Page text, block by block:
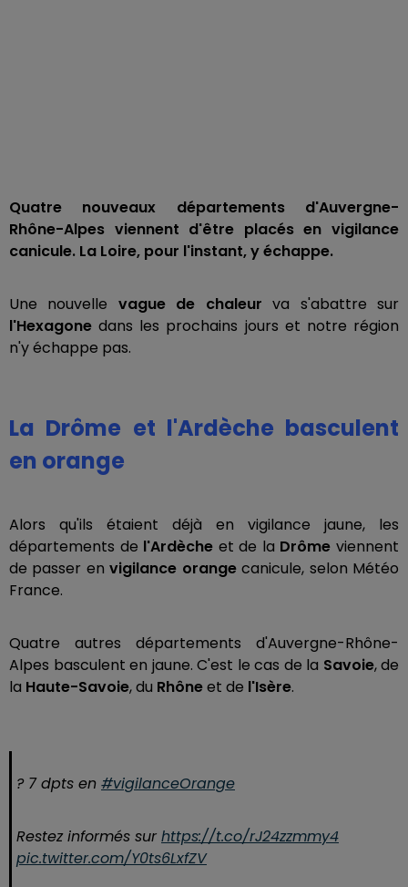
Quatre nouveaux départements d'Auvergne-
Rhône-Alpes viennent d'être placés en vigilance
canicule. La Loire, pour l'instant, y échappe.
Une nouvelle vague de chaleur va s'abattre sur
l'Hexagone dans les prochains jours et notre région
n'y échappe pas.
La Drôme et l'Ardèche basculent
en orange
Alors qu'ils étaient déjà en vigilance jaune, les
départements de l'Ardèche et de la Drôme viennent
de passer envigilance orangecanicule, selon Météo
France.
Quatre autres départements d'Auvergne-Rhône-
Alpes basculent en jaune. C'est le cas de la Savoie, de
la Haute-Savoie, du Rhôneet de l'Isère.
? 7 dpts en #vigilanceOrange
Restez informés sur https://t.co/rJ24zzmmy4
pic.twitter.com/Y0ts6LxfZV